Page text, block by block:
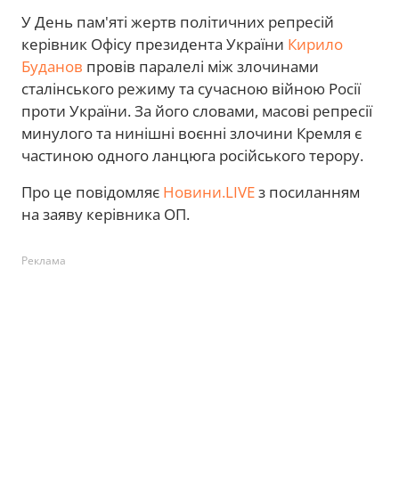
У День пам'яті жертв політичних репресій
керівник Офісу президента України Кирило
Буданов провів паралелі між злочинами
сталінського режиму та сучасною війною Росії
проти України. За його словами, масові репресії
минулого та нинішні воєнні злочини Кремля є
частиною одного ланцюга російського терору.
Про це повідомляє Новини.LIVEз посиланням
на заяву керівника ОП.
Реклама